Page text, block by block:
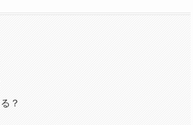
？